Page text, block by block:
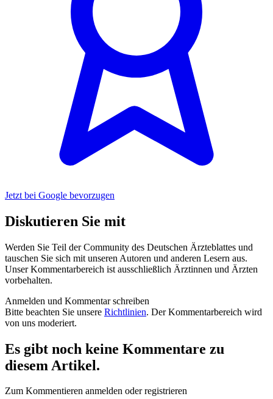
Jetzt bei Google bevorzugen
Diskutieren Sie mit
Werden Sie Teil der Community des Deutschen Ärzteblattes und
tauschen Sie sich mit unseren Autoren und anderen Lesern aus.
Unser Kommentarbereich ist ausschließlich Ärztinnen und Ärzten
vorbehalten.
Anmelden und Kommentar schreiben
Bitte beachten Sie unsere Richtlinien. Der Kommentarbereich wird
von uns moderiert.
Es gibt noch keine Kommentare zu
diesem Artikel.
Zum Kommentieren anmelden oder registrieren